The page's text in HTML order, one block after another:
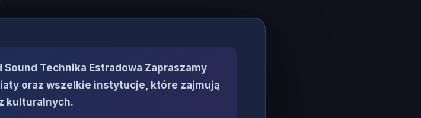
Sound Technika Estradowa Zapraszamy
oraz wszelkie instytucje, które zajmują
kulturalnych.